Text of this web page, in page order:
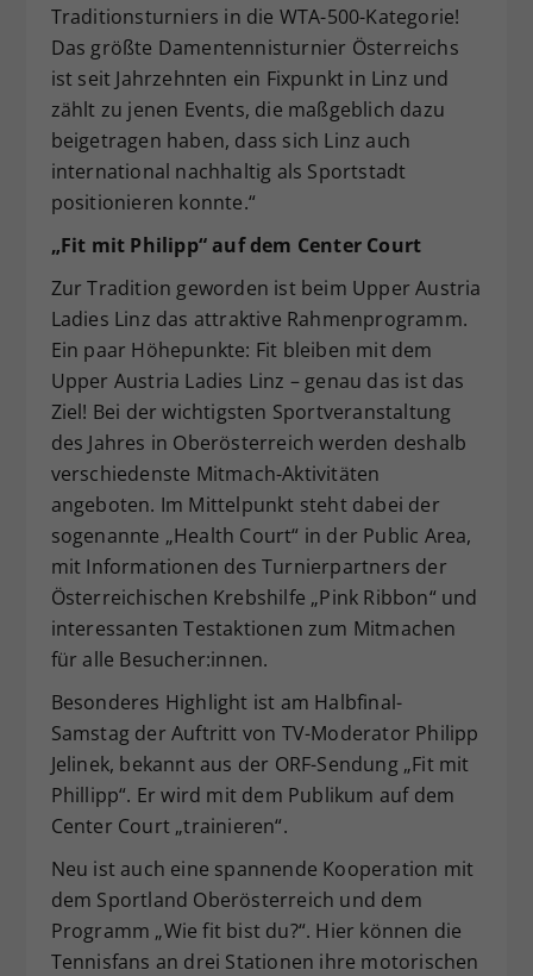
Traditionsturniers in die WTA-500-Kategorie!
Das größte Damentennisturnier Österreichs
ist seit Jahrzehnten ein Fixpunkt in Linz und
zählt zu jenen Events, die maßgeblich dazu
beigetragen haben, dass sich Linz auch
international nachhaltig als Sportstadt
positionieren konnte.“
„Fit mit Philipp“ auf dem Center Court
Zur Tradition geworden ist beim Upper Austria
Ladies Linz das attraktive Rahmenprogramm.
Ein paar Höhepunkte: Fit bleiben mit dem
Upper Austria Ladies Linz – genau das ist das
Ziel! Bei der wichtigsten Sportveranstaltung
des Jahres in Oberösterreich werden deshalb
verschiedenste Mitmach-Aktivitäten
angeboten. Im Mittelpunkt steht dabei der
sogenannte „Health Court“ in der Public Area,
mit Informationen des Turnierpartners der
Österreichischen Krebshilfe „Pink Ribbon“ und
interessanten Testaktionen zum Mitmachen
für alle Besucher:innen.
Besonderes Highlight ist am Halbfinal-
Samstag der Auftritt von TV-Moderator Philipp
Jelinek, bekannt aus der ORF-Sendung „Fit mit
Phillipp“. Er wird mit dem Publikum auf dem
Center Court „trainieren“.
Neu ist auch eine spannende Kooperation mit
dem Sportland Oberösterreich und dem
Programm „Wie fit bist du?“. Hier können die
Tennisfans an drei Stationen ihre motorischen